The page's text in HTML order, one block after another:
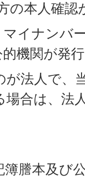
の本人確認
イナンバー
機関が発
が法人で、
場合は、法
簿謄本及び